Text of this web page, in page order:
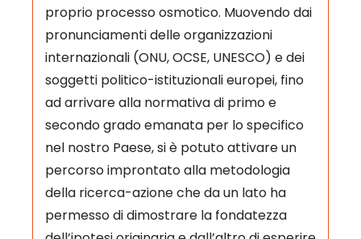
proprio processo osmotico. Muovendo dai
pronunciamenti delle organizzazioni
internazionali (ONU, OCSE, UNESCO) e dei
soggetti politico-istituzionali europei, fino
ad arrivare alla normativa di primo e
secondo grado emanata per lo specifico
nel nostro Paese, si è potuto attivare un
percorso improntato alla metodologia
della ricerca-azione che da un lato ha
permesso di dimostrare la fondatezza